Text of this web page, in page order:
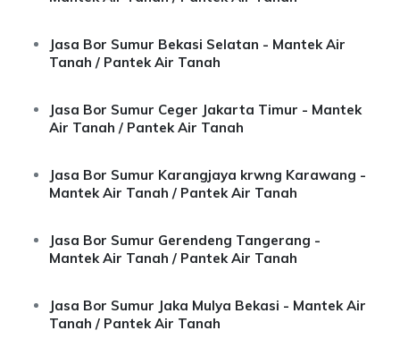
Jasa Bor Sumur Bekasi Selatan - Mantek Air
Tanah / Pantek Air Tanah
Jasa Bor Sumur Ceger Jakarta Timur - Mantek
Air Tanah / Pantek Air Tanah
Jasa Bor Sumur Karangjaya krwng Karawang -
Mantek Air Tanah / Pantek Air Tanah
Jasa Bor Sumur Gerendeng Tangerang -
Mantek Air Tanah / Pantek Air Tanah
Jasa Bor Sumur Jaka Mulya Bekasi - Mantek Air
Tanah / Pantek Air Tanah